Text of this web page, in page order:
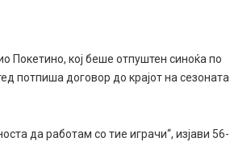
кој беше отпуштен синоќа по
потпиша договор до крајот на сезоната
да работам со тие играчи“, изјави 56-